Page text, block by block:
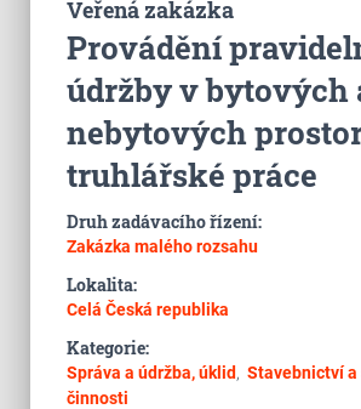
Veřená zakázka
Provádění
údržby v bytových
nebytových
truhlářské práce
Druh zadávacího řízení:
Zakázka malého rozsahu
Lokalita:
Celá Česká republika
Kategorie:
Správa a údržba, úklid, Stavebnictví
činnosti